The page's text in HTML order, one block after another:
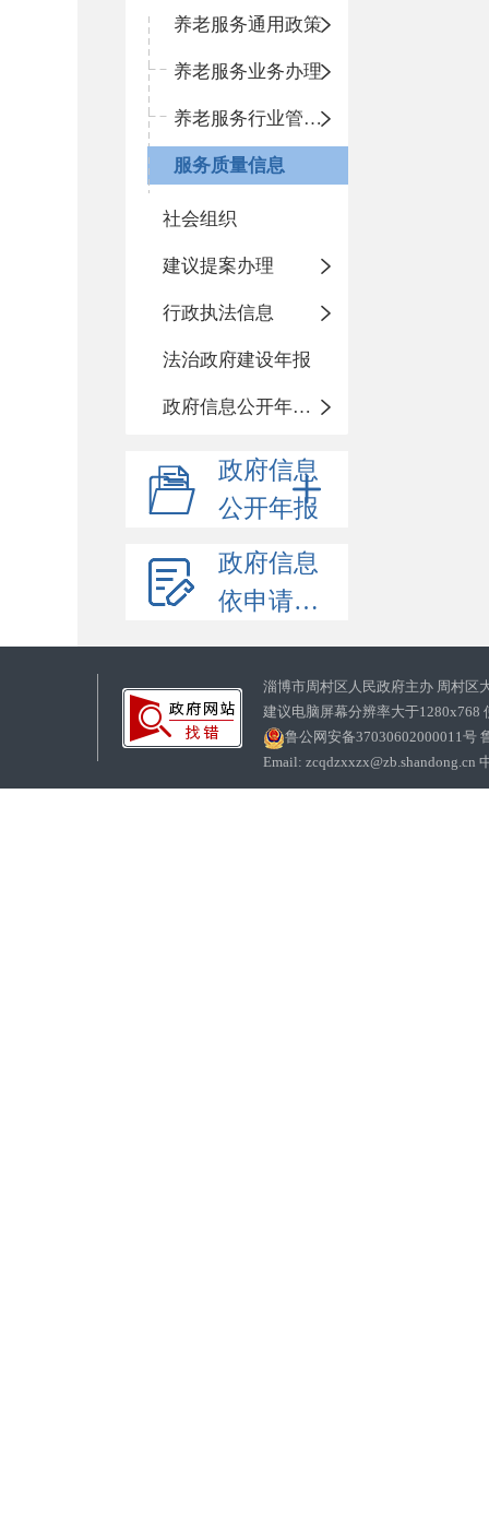
养老服务通用政策
养老服务业务办理
养老服务行业管理信息
服务质量信息
社会组织
建议提案办理
行政执法信息
法治政府建设年报
政府信息公开年度报告
政府信息
公开年报
政府信息
依申请公开
淄博市周村区人民政府主办 周村区
建议电脑屏幕分辨率大于1280x768
鲁公网安备37030602000011号
Email: zcqdzxxzx@zb.shandong.cn